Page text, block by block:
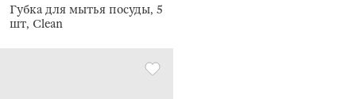
Губка для мытья посуды, 5
шт, Clean